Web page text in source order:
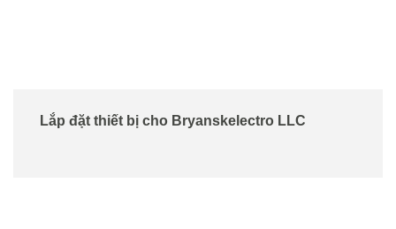
Lắp đặt thiết bị cho Bryanskelectro LLC